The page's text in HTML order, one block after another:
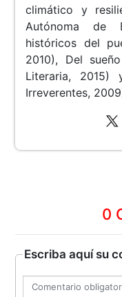
climático y
Autónoma de
históricos del
2010), Del
Literaria,
Irreverentes,
0
Escriba aquí su